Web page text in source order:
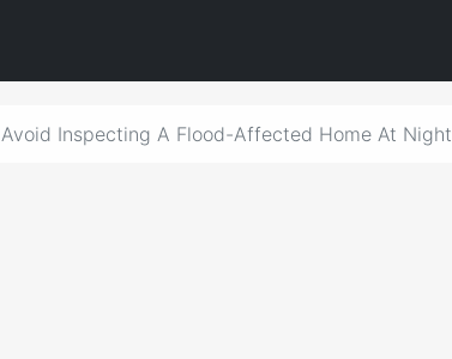
Avoid Inspecting A Flood-Affected Home At Night